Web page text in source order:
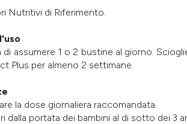
Nutritivi di Riferimento.
di assumere 1 o 2 bustine al giorno.
Plus per almeno 2 settimane.
la dose giornaliera raccomandata.
dalla portata dei bambini al di sotto dei 3